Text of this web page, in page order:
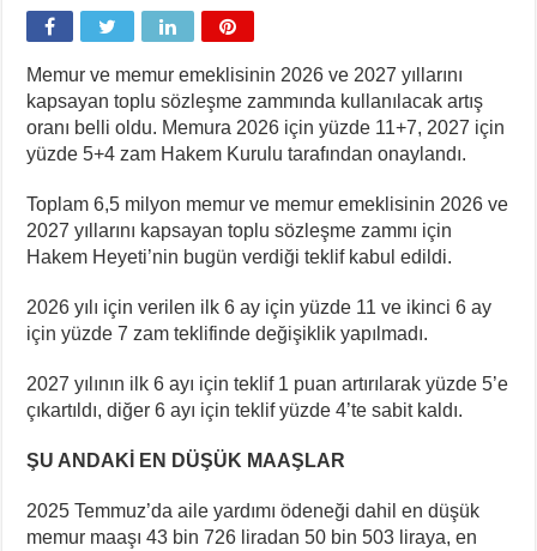
Memur ve memur emeklisinin 2026 ve 2027 yıllarını
kapsayan toplu sözleşme zammında kullanılacak artış
oranı belli oldu. Memura 2026 için yüzde 11+7, 2027 için
yüzde 5+4 zam Hakem Kurulu tarafından onaylandı.
Toplam 6,5 milyon memur ve memur emeklisinin 2026 ve
2027 yıllarını kapsayan toplu sözleşme zammı için
Hakem Heyeti’nin bugün verdiği teklif kabul edildi.
2026 yılı için verilen ilk 6 ay için yüzde 11 ve ikinci 6 ay
için yüzde 7 zam teklifinde değişiklik yapılmadı.
2027 yılının ilk 6 ayı için teklif 1 puan artırılarak yüzde 5’e
çıkartıldı, diğer 6 ayı için teklif yüzde 4’te sabit kaldı.
ŞU ANDAKİ EN DÜŞÜK MAAŞLAR
2025 Temmuz’da aile yardımı ödeneği dahil en düşük
memur maaşı 43 bin 726 liradan 50 bin 503 liraya, en